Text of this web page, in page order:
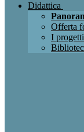
Didattica
Offerta
I